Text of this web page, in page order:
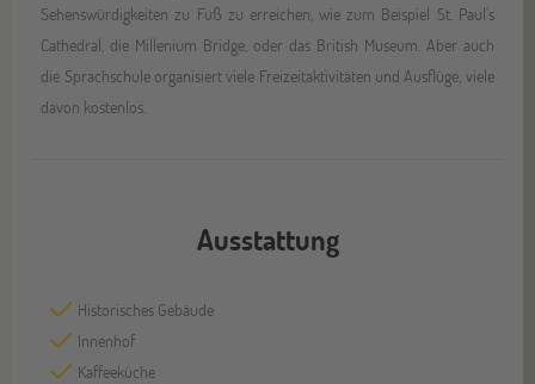
Sehenswürdigkeiten zu Fuß zu erreichen, wie zum Beispiel St. Paul's
Cathedral, die Millenium Bridge, oder das British Museum. Aber auch
die Sprachschule organisiert viele Freizeitaktivitäten und Ausflüge, viele
davon kostenlos.
Ausstattung
Historisches Gebäude
Innenhof
Kaffeeküche